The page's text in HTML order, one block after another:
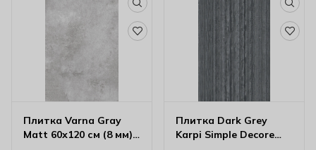
Плитка Varna Gray
Matt 60х120 см (8 мм)
Плитка Dark Grey
Karpi Simple Decore